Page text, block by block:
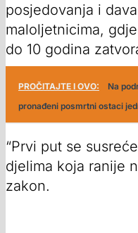
posjedovanja i
maloljetnicima,
do 10 godina
PROČITAJTE I OVO:
Na
pronađeni posmrtni ostaci
“Prvi put se
djelima koja ranije
zakon.